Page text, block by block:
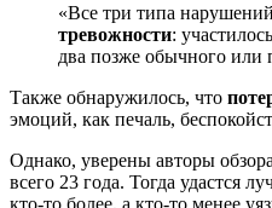
«Все три типа
тревожности:
два позже обычного или
Также обнаружилось, что
эмоций, как печаль,
Однако, уверены авторы
всего 23 года. Тогда удастся
кто-то более, а кто-то менее